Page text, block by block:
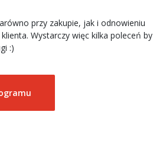
przy zakupie, jak i odnowieniu
Wystarczy więc kilka poleceń by
:)